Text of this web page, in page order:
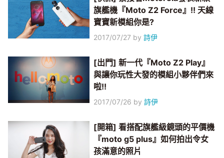
旗艦機『Moto Z2 Force』!! 天線
寶寶新模組你是?
2017/07/27 by詩伊
[出門] 新一代『Moto Z2 Play』
與讓你玩性大發的模組小夥伴們來
啦!!
2017/07/26 by詩伊
[開箱] 看搭配旗艦級鏡頭的平價機
『moto g5 plus』如何拍出令女
孩滿意的照片